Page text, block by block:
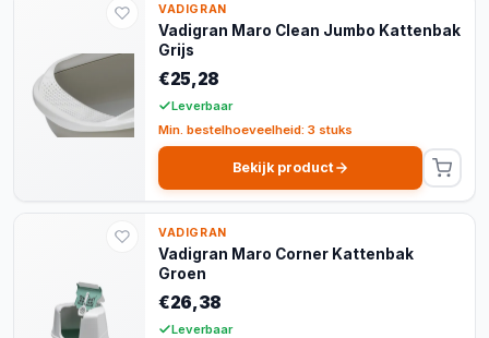
VADIGRAN
Vadigran Maro Clean Jumbo Kattenbak
Grijs
€25,28
Leverbaar
Min. bestelhoeveelheid: 3 stuks
Bekijk product
VADIGRAN
Vadigran Maro Corner Kattenbak
Groen
€26,38
Leverbaar